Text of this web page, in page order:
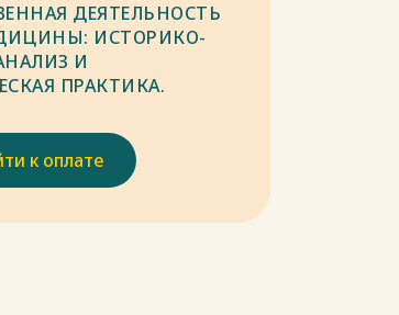
ДЕЯТЕЛЬНОСТЬ
ИСТОРИКО-
И
ПРАКТИКА.
к оплате